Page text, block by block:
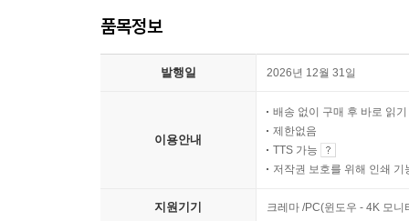
품목정보
발행일 2026년 12월 31일
이용안내
배송 없이 구매 후 바로 읽기
제한없음
TTS 가능
저작권 보호를 위해 인쇄 기
지원기기 크레마 /PC(윈도우 - 4K 모